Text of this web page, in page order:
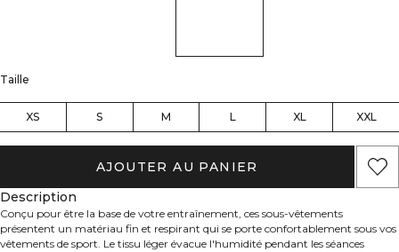
Taille
XS S M L XL XXL
AJOUTER AU PANIER
Description
Conçu pour être la base de votre entraînement, ces sous-vêtements
présentent un matériau fin et respirant qui se porte confortablement sous vos
vêtements de sport. Le tissu léger évacue l'humidité pendant les séances